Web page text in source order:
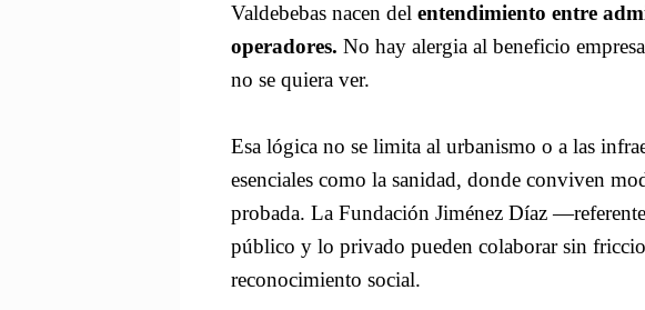
Valdebebas nacen del entendimiento entre
operadores. No hay alergia al beneficio
no se quiera ver.
Esa lógica no se limita al urbanismo o a las
esenciales como la sanidad, donde conviven
probada. La Fundación Jiménez Díaz
público y lo privado pueden colaborar sin
reconocimiento social.